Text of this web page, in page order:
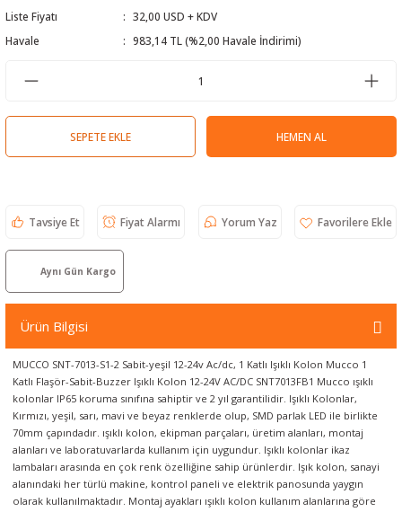
Cihazları
Liste Fiyatı
32,00 USD + KDV
Havale
983,14 TL (%2,00 Havale İndirimi)
SEPETE EKLE HEMEN AL
Tavsiye Et Fiyat Alarmı Yorum Yaz
Aynı Gün Kargo
Ürün Bilgisi
MUCCO SNT-7013-S1-2 Sabit-yeşil 12-24v Ac/dc, 1 Katlı Işıklı Kolon Mucco 1
Katlı Flaşör-Sabit-Buzzer Işıklı Kolon 12-24V AC/DC SNT7013FB1 Mucco ışıklı
kolonlar IP65 koruma sınıfına sahiptir ve 2 yıl garantilidir. Işıklı Kolonlar,
Kırmızı, yeşil, sarı, mavi ve beyaz renklerde olup, SMD parlak LED ile birlikte
70mm çapındadır. ışıklı kolon, ekipman parçaları, üretim alanları, montaj
alanları ve laboratuvarlarda kullanım için uygundur. Işıklı kolonlar ikaz
lambaları arasında en çok renk özelliğine sahip ürünlerdir. Işık kolon, sanayi
alanındaki her türlü makine, kontrol paneli ve elektrik panosunda yaygın
olarak kullanılmaktadır. Montaj ayakları ışıklı kolon kullanım alanlarına göre